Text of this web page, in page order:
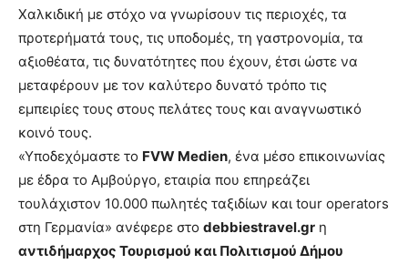
Χαλκιδική με στόχο να γνωρίσουν τις περιοχές, τα
προτερήματά τους, τις υποδομές, τη γαστρονομία, τα
αξιοθέατα, τις δυνατότητες που έχουν, έτσι ώστε να
μεταφέρουν με τον καλύτερο δυνατό τρόπο τις
εμπειρίες τους στους πελάτες τους και αναγνωστικό
κοινό τους.
«Υποδεχόμαστε το FVW Medien, ένα μέσο επικοινωνίας
με έδρα το Αμβούργο, εταιρία που επηρεάζει
τουλάχιστον 10.000 πωλητές ταξιδίων και tour operators
στη Γερμανία» ανέφερε στο debbiestravel.gr η
αντιδήμαρχος Τουρισμού και Πολιτισμού Δήμου